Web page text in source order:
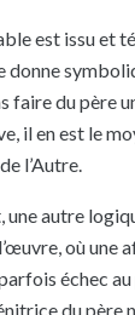
est issu et
donne
faire du père
il en est le
l’Autre.
une autre
où une
échec
du père